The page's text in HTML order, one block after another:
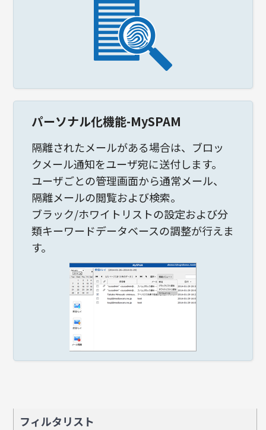
パーソナル化機能-MySPAM
隔離されたメールがある場合は、ブロッ
クメール通知をユーザ宛に送付します。
ユーザごとの管理画面から通常メール、
隔離メールの閲覧および検索。
ブラック/ホワイトリストの設定および分
類キーワードデータベースの調整が行えま
す。
フィルタリスト